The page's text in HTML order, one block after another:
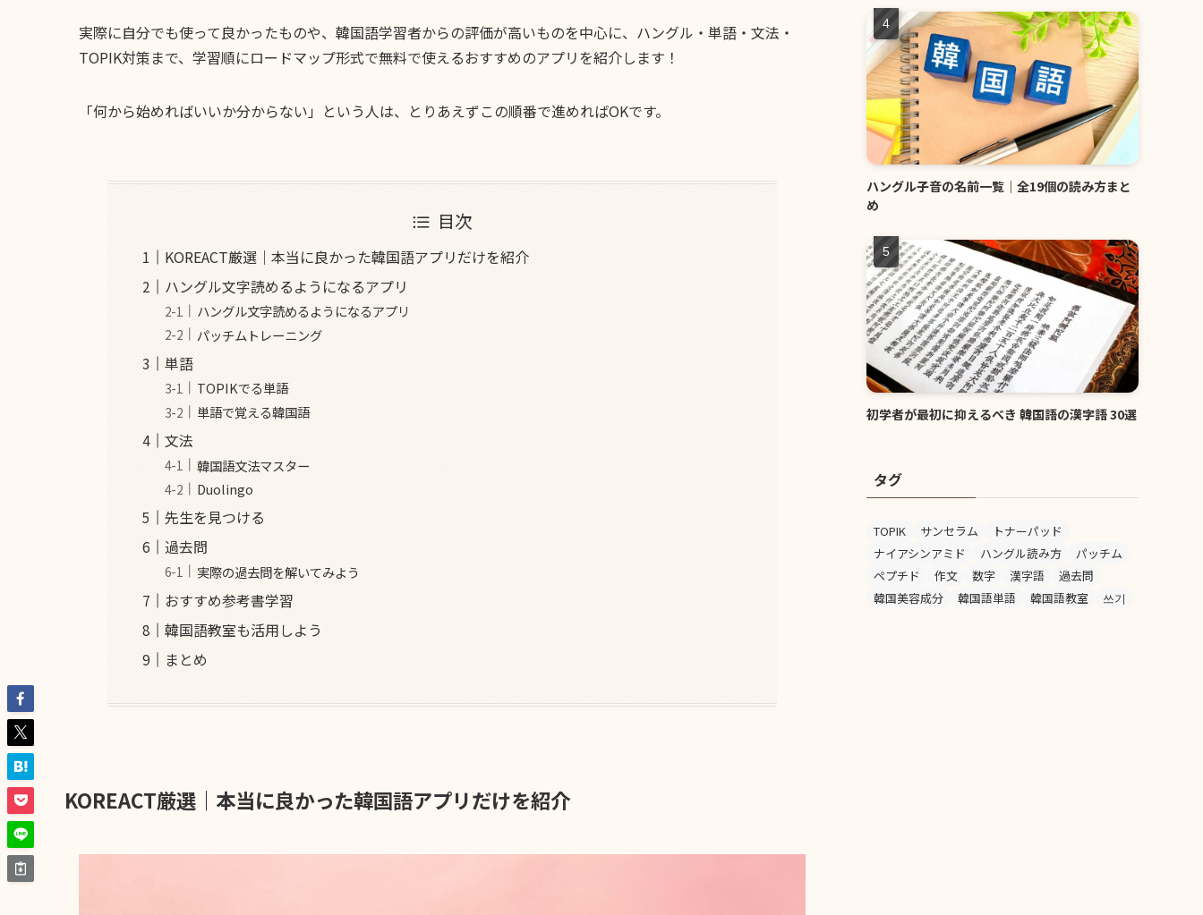
実際に自分でも使って良かったものや、韓国語学習者からの評価が高いものを中心に、ハングル・単語・文法・
TOPIK対策まで、学習順にロードマップ形式で無料で使えるおすすめのアプリを紹介します！
「何から始めればいいか分からない」という人は、とりあえずこの順番で進めればOKです。
目次
KOREACT厳選｜本当に良かった韓国語アプリだけを紹介
ハングル文字読めるようになるアプリ
ハングル文字読めるようになるアプリ
パッチムトレーニング
単語
TOPIKでる単語
単語で覚える韓国語
文法
韓国語文法マスター
Duolingo
先生を見つける
過去問
実際の過去問を解いてみよう
おすすめ参考書学習
韓国語教室も活用しよう
まとめ
KOREACT厳選｜本当に良かった韓国語アプリだけを紹介
ハングル子音の名前一覧｜全19個の読み方まと
め
初学者が最初に抑えるべき 韓国語の漢字語 30選
タグ
TOPIK サンセラム
トナーパッド
ナイアシンアミド
ハングル読み方
パッチム
ペプチド
作文 数字 漢字語
過去問
韓国美容成分
韓国語単語 韓国語教室 쓰기